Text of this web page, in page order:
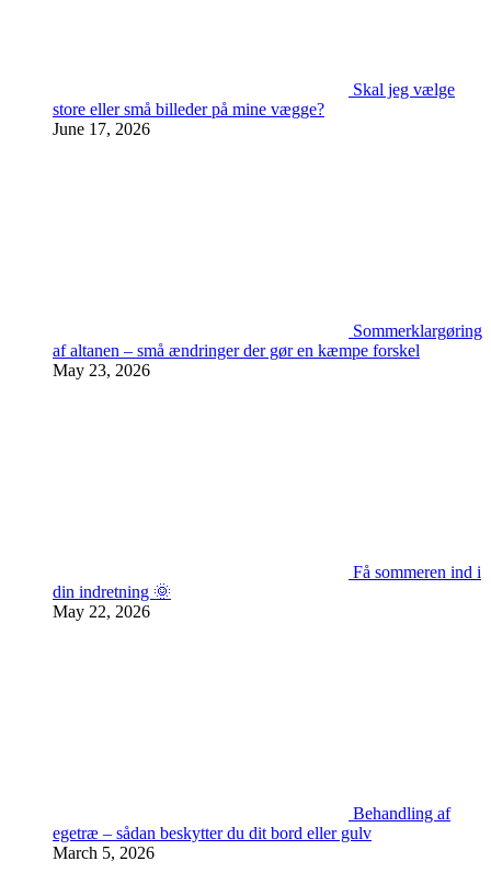
Skal jeg vælge
store eller små billeder på mine vægge?
June 17, 2026
Sommerklargøring
af altanen – små ændringer der gør en kæmpe forskel
May 23, 2026
Få sommeren ind i
din indretning 🌞
May 22, 2026
Behandling af
egetræ – sådan beskytter du dit bord eller gulv
March 5, 2026